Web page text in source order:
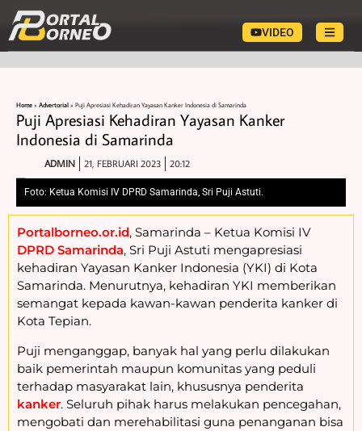
VIDEO
Home » Advertorial » Puji Apresiasi Kehadiran Yayasan Kanker Indonesia di Samarinda
Puji Apresiasi Kehadiran Yayasan Kanker
Indonesia di Samarinda
ADMIN 21, FEBRUARI 2023 20:12
Foto: Ketua Komisi IV DPRD Samarinda, Sri Puji Astuti.
Portalborneo.or.id, Samarinda – Ketua Komisi IV
DPRD Samarinda, Sri Puji Astuti mengapresiasi
kehadiran Yayasan Kanker Indonesia (YKI) di Kota
Samarinda. Menurutnya, kehadiran YKI memberikan
semangat kepada kawan-kawan penderita kanker di
Kota Tepian.
Puji menganggap, banyak hal yang perlu dilakukan
baik pemerintah maupun komunitas yang peduli
terhadap masyarakat lain, khususnya penderita
kanker. Seluruh pihak harus melakukan pencegahan,
mengobati dan merehabilitasi guna penanganan bisa